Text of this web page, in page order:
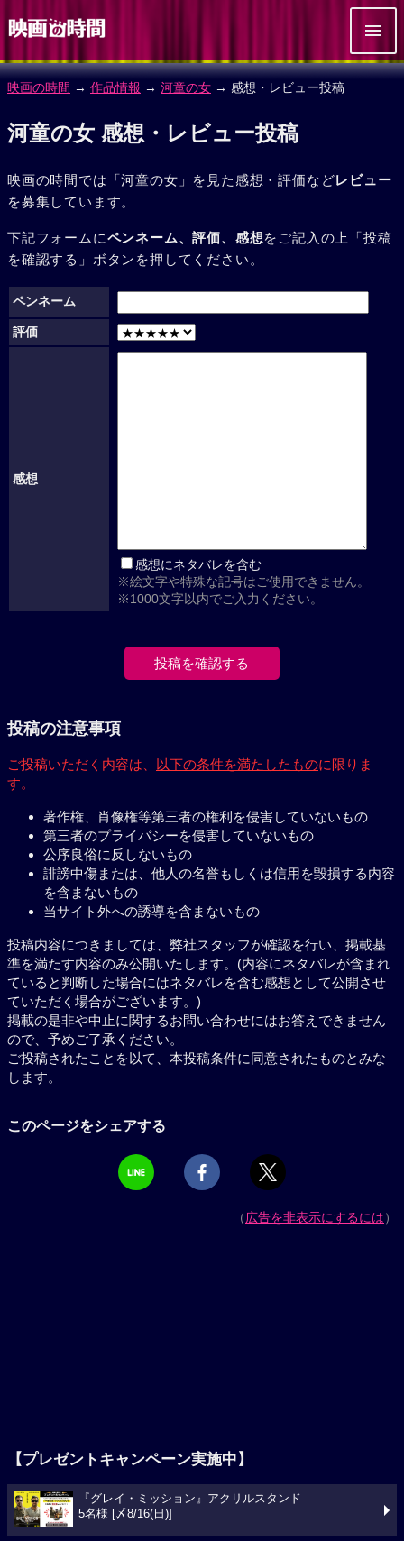
映画の時間 → 作品情報 → 河童の女 → 感想・レビュー投稿
河童の女 感想・レビュー投稿
映画の時間では「河童の女」を見た感想・評価などレビュー
を募集しています。
下記フォームにペンネーム、評価、感想をご記入の上「投稿
を確認する」ボタンを押してください。
ペンネーム
評価
感想
感想にネタバレを含む
※絵文字や特殊な記号はご使用できません。
※1000文字以内でご入力ください。
投稿の注意事項
ご投稿いただく内容は、 以下の条件を満たしたものに限りま
す。
著作権、肖像権等第三者の権利を侵害していないもの
第三者のプライバシーを侵害していないもの
公序良俗に反しないもの
誹謗中傷または、他人の名誉もしくは信用を毀損する内容
を含まないもの
当サイト外への誘導を含まないもの
投稿内容につきましては、弊社スタッフが確認を行い、掲載基
準を満たす内容のみ公開いたします。(内容にネタバレが含まれ
ていると判断した場合にはネタバレを含む感想として公開させ
ていただく場合がございます。)
掲載の是非や中止に関するお問い合わせにはお答えできません
ので、予めご了承ください。
ご投稿されたことを以て、本投稿条件に同意されたものとみな
します。
このページをシェアする
（広告を非表示にするには）
【プレゼントキャンペーン実施中】
『グレイ・ミッション』アクリルスタンド
5名様 [〆8/16(日)]